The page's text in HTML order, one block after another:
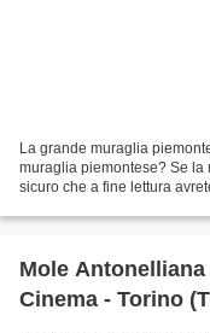
La grande muraglia
muraglia piemontese? Se la
sicuro che a fine lettura
Mole
Cinema - Torino